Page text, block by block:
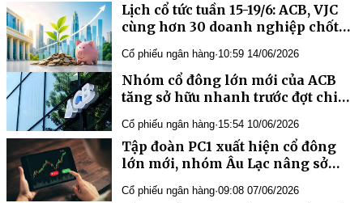
Lịch cổ tức tuần 15-19/6: ACB, VJC
cùng hơn 30 doanh nghiệp chốt
125%
Cổ phiếu ngân hàng·10:59 14/06/2026
Nhóm cổ đông lớn mới của ACB
tăng sở hữu nhanh trước đợt chia
Cổ phiếu ngân hàng·15:54 10/06/2026
Tập đoàn PC1 xuất hiện cổ đông
lớn mới, nhóm Âu Lạc nâng sở
Cổ phiếu ngân hàng·09:08 07/06/2026